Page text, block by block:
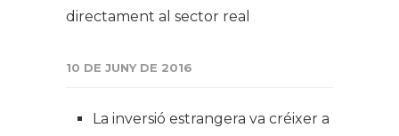
directament al sector real
10 DE JUNY DE 2016
La inversió estrangera va créixer a